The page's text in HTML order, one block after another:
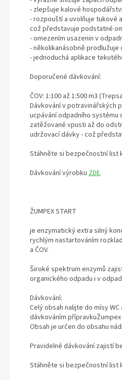
- zlepšuje kalové
- rozpouští a uvolňuje tukové
což představuje podstatné
- omezením usazenin v
- několikanásobně
- jednoduchá aplikace
Doporučené dávkování:
ČOV: 1:100 až 1:500 m3
Dávkování v potravinářských
ucpávání odpadního systému
zatěžované vpusti až do
udržovací dávky - což
Stáhněte si bezpečnostní list
Dávkování výrobku ZDE.
ŽUMPEX START
je enzymatický extra silný
rychlým nastartováním
a ČOV.
Široké spektrum enzymů
organického odpadu i v
Dávkování:
Celý obsah nalijte do mísy
dávkováním
Obsah je určen do obsahu
Pravidelné dávkování zajistí
Stáhněte si bezpečnostní list